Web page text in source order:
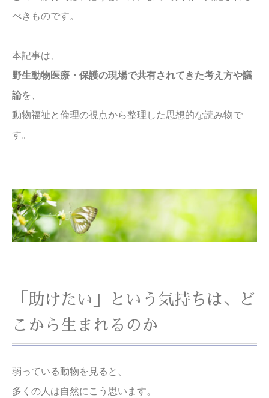
べきものです。
本記事は、
野生動物医療・保護の現場で共有されてきた考え方や議
論を、
動物福祉と倫理の視点から整理した思想的な読み物で
す。
「助けたい」という気持ちは、ど
こから生まれるのか
弱っている動物を見ると、
多くの人は自然にこう思います。